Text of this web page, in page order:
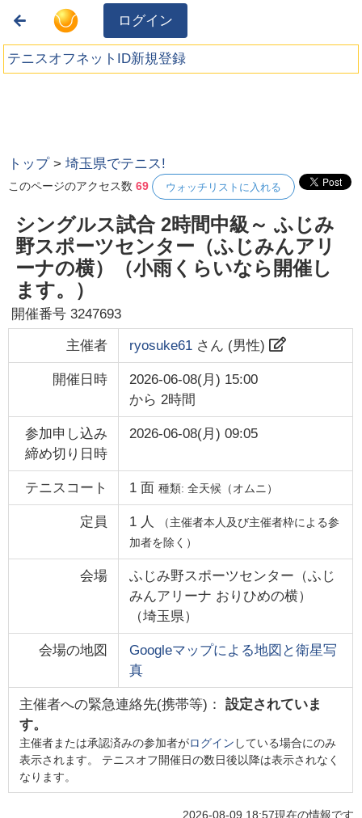
ログイン
テニスオフネットID新規登録
トップ >埼玉県でテニス!
このページのアクセス数69 ウォッチリストに入れる
シングルス試合 2時間中級～ ふじみ
野スポーツセンター（ふじみんアリ
ーナの横）（小雨くらいなら開催し
ます。）
開催番号3247693
主催者 ryosuke61さん (男性)
開催日時
2026-06-08(月) 15:00
から 2時間
参加申し込み
締め切り日時
2026-06-08(月) 09:05
テニスコート 1面 種類: 全天候（オムニ）
定員 1 人
（主催者本人及び主催者枠による参
加者を除く）
会場
ふじみ野スポーツセンター（ふじ
みんアリーナ おりひめの横）
（埼玉県）
会場の地図
Googleマップによる地図と衛星写
真
主催者への緊急連絡先(携帯等)： 設定されていま
す。
主催者または承認済みの参加者がログイン している場合にのみ
表示されます。 テニスオフ開催日の数日後以降は表示されなく
なります。
2026-08-09 18:57現在の情報です